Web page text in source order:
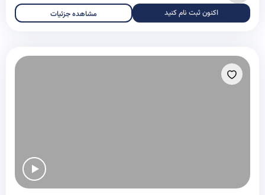
اکنون ثبت نام کنید
مشاهده جزئیات